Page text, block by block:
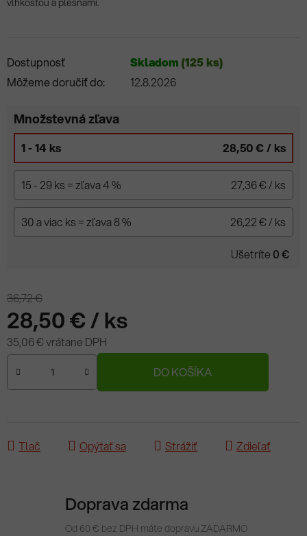
Dostupnosť Skladom (125 ks)
Môžeme doručiť do:
12.8.2026
Množstevná zľava
1 - 14 ks 28,50 €/ ks
15 - 29 ks = zľava 4 % 27,36 €/ ks
30 a viac ks = zľava 8 % 26,22 €/ ks
Ušetríte 0 €
36,72 €
28,50 €/ ks
35,06 € vrátane DPH
DO KOŠÍKA
Tlač Opýtať sa Strážiť Zdieľať
Doprava zdarma
Od 60 € bez DPH máte dopravu ZADARMO